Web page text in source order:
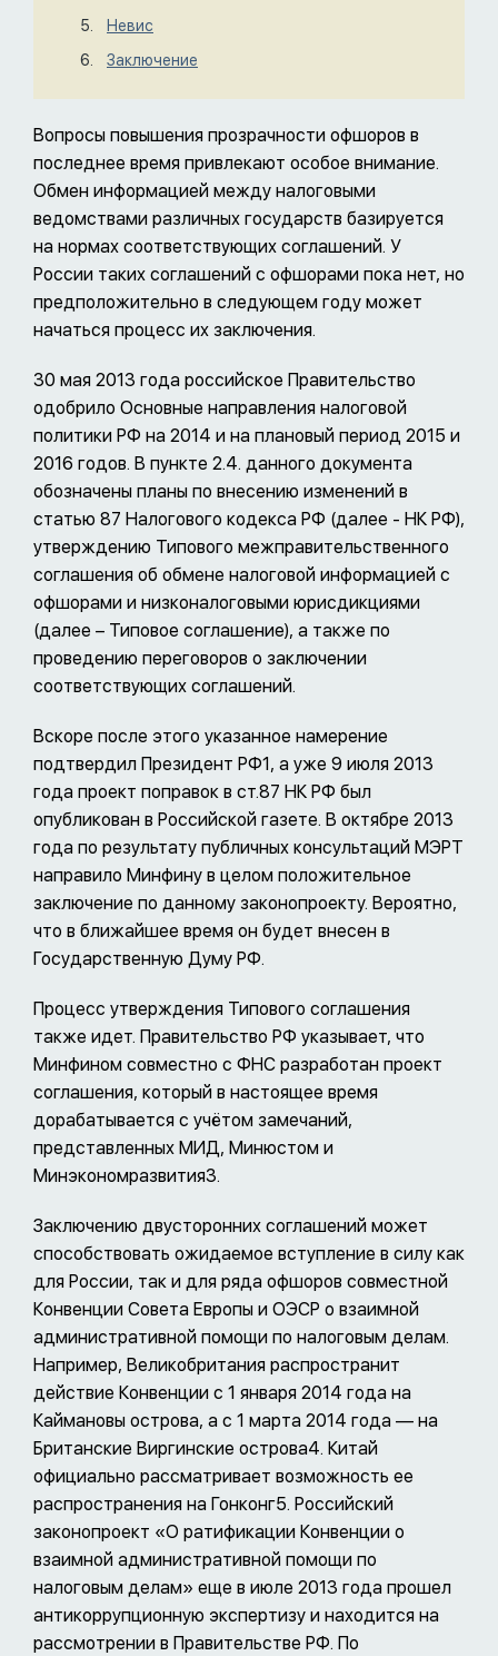
Невис
Заключение
Вопросы повышения прозрачности офшоров в
последнее время привлекают особое внимание.
Обмен информацией между налоговыми
ведомствами различных государств базируется
на нормах соответствующих соглашений. У
России таких соглашений с офшорами пока нет, но
предположительно в следующем году может
начаться процесс их заключения.
30 мая 2013 года российское Правительство
одобрило Основные направления налоговой
политики РФ на 2014 и на плановый период 2015 и
2016 годов. В пункте 2.4. данного документа
обозначены планы по внесению изменений в
статью 87 Налогового кодекса РФ (далее - НК РФ),
утверждению Типового межправительственного
соглашения об обмене налоговой информацией с
офшорами и низконалоговыми юрисдикциями
(далее – Типовое соглашение), а также по
проведению переговоров о заключении
соответствующих соглашений.
Вскоре после этого указанное намерение
подтвердил Президент РФ1, а уже 9 июля 2013
года проект поправок в ст.87 НК РФ был
опубликован в Российской газете. В октябре 2013
года по результату публичных консультаций МЭРТ
направило Минфину в целом положительное
заключение по данному законопроекту. Вероятно,
что в ближайшее время он будет внесен в
Государственную Думу РФ.
Процесс утверждения Типового соглашения
также идет. Правительство РФ указывает, что
Минфином совместно с ФНС разработан проект
соглашения, который в настоящее время
дорабатывается с учётом замечаний,
представленных МИД, Минюстом и
Минэкономразвития3.
Заключению двусторонних соглашений может
способствовать ожидаемое вступление в силу как
для России, так и для ряда офшоров совместной
Конвенции Совета Европы и ОЭСР о взаимной
административной помощи по налоговым делам.
Например, Великобритания распространит
действие Конвенции с 1 января 2014 года на
Каймановы острова, а с 1 марта 2014 года — на
Британские Виргинские острова4. Китай
официально рассматривает возможность ее
распространения на Гонконг5. Российский
законопроект «О ратификации Конвенции о
взаимной административной помощи по
налоговым делам» еще в июле 2013 года прошел
антикоррупционную экспертизу и находится на
рассмотрении в Правительстве РФ. По